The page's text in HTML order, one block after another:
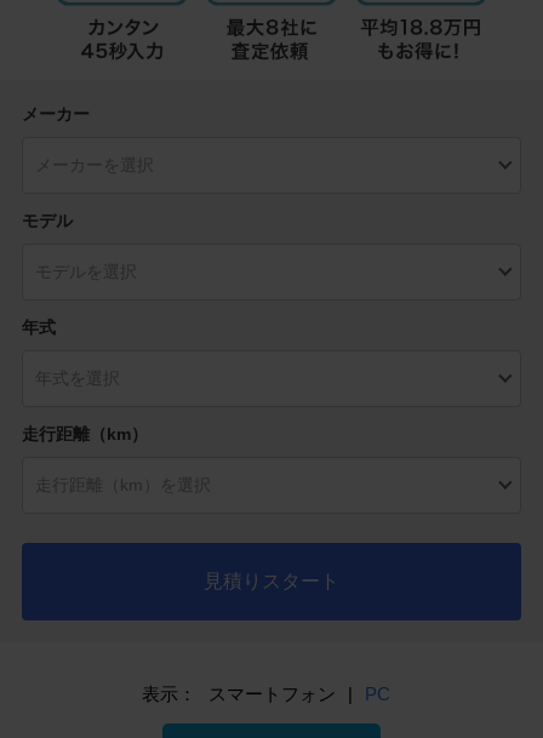
メーカー
モデル
年式
走行距離（km）
見積りスタート
表示： スマートフォン | PC